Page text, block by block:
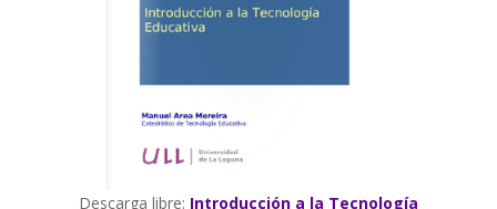
Descarga libre: Introducción a la Tecnología